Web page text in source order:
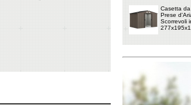
Casetta
Prese
Scorrevoli